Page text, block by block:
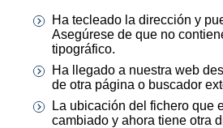
Ha tecleado la dirección y
Asegúrese de que no
tipográfico.
Ha llegado a nuestra web
de otra página o buscador
La ubicación del fichero que
cambiado y ahora tiene otra